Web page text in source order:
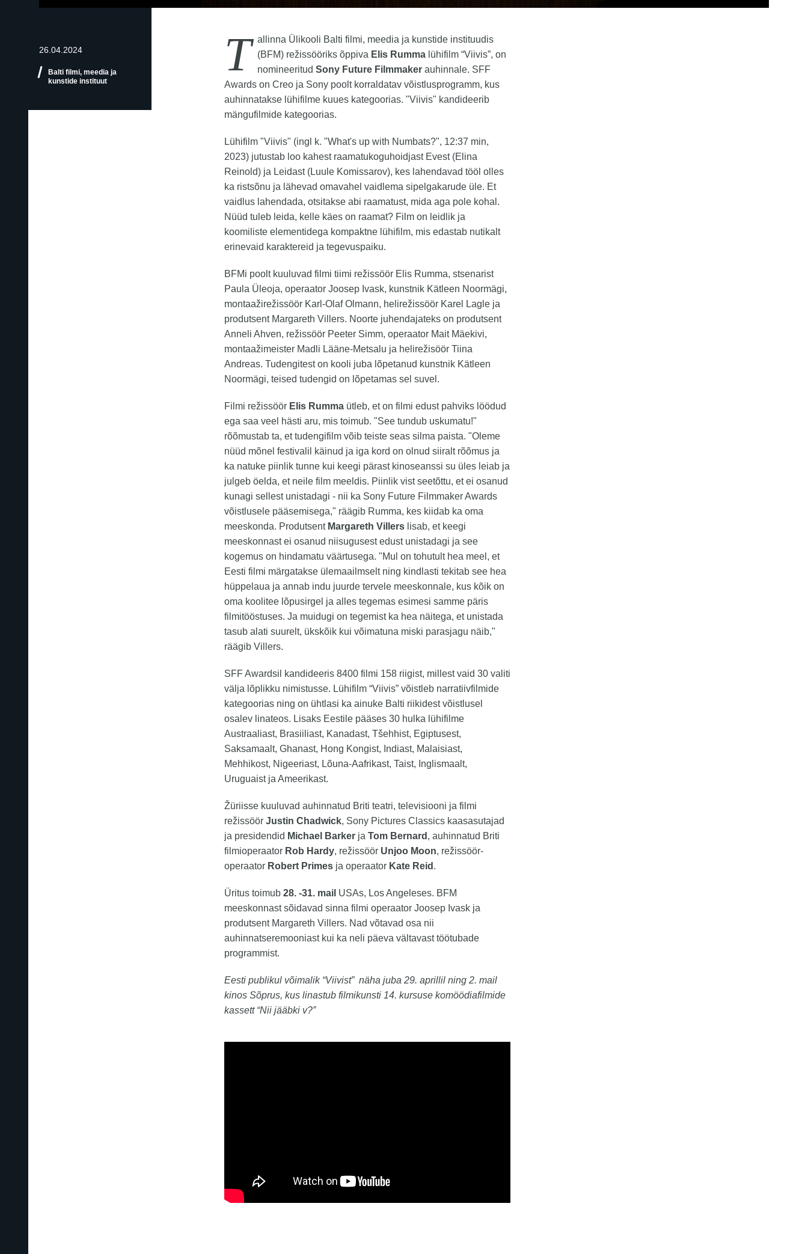
26.04.2024
Balti filmi, meedia ja
kunstide instituut
T
allinna Ülikooli Balti filmi, meedia ja kunstide instituudis
(BFM) režissööriks õppiva Elis Rumma lühifilm “Viivis”, on
nomineeritudSony Future Filmmaker auhinnale. SFF
Awards on Creo ja Sony poolt korraldatav võistlusprogramm, kus
auhinnatakse lühifilme kuues kategoorias. "Viivis" kandideerib
mängufilmide kategoorias.
Lühifilm "Viivis" (ingl k. "What's up with Numbats?", 12:37 min,
2023) jutustab loo kahest raamatukoguhoidjast Evest (Elina
Reinold) ja Leidast (Luule Komissarov), kes lahendavad tööl olles
ka ristsõnu ja lähevad omavahel vaidlema sipelgakarude üle. Et
vaidlus lahendada, otsitakse abi raamatust, mida aga pole kohal.
Nüüd tuleb leida, kelle käes on raamat? Film on leidlik ja
koomiliste elementidega kompaktne lühifilm, mis edastab nutikalt
erinevaid karaktereid ja tegevuspaiku.
BFMi poolt kuuluvad filmi tiimi režissöör Elis Rumma, stsenarist
Paula Üleoja, operaator Joosep Ivask, kunstnik Kätleen Noormägi,
montaažirežissöör Karl-Olaf Olmann, helirežissöör Karel Lagle ja
produtsent Margareth Villers. Noorte juhendajateks on produtsent
Anneli Ahven, režissöör Peeter Simm, operaator Mait Mäekivi,
montaažimeister Madli Lääne-Metsalu ja helirežisöör Tiina
Andreas. Tudengitest on kooli juba lõpetanud kunstnik Kätleen
Noormägi, teised tudengid on lõpetamas sel suvel.
Filmi režissöör Elis Rumma ütleb, et on filmi edust pahviks löödud
ega saa veel hästi aru, mis toimub. "See tundub uskumatu!"
rõõmustab ta, et tudengifilm võib teiste seas silma paista. "Oleme
nüüd mõnel festivalil käinud ja iga kord on olnud siiralt rõõmus ja
ka natuke piinlik tunne kui keegi pärast kinoseanssi su üles leiab ja
julgeb öelda, et neile film meeldis. Piinlik vist seetõttu, et ei osanud
kunagi sellest unistadagi - nii ka Sony Future Filmmaker Awards
võistlusele pääsemisega," räägib Rumma, kes kiidab ka oma
meeskonda. Produtsent Margareth Villers lisab, et keegi
meeskonnast ei osanud niisugusest edust unistadagi ja see
kogemus on hindamatu väärtusega. "Mul on tohutult hea meel, et
Eesti filmi märgatakse ülemaailmselt ning kindlasti tekitab see hea
hüppelaua ja annab indu juurde tervele meeskonnale, kus kõik on
oma koolitee lõpusirgel ja alles tegemas esimesi samme päris
filmitööstuses. Ja muidugi on tegemist ka hea näitega, et unistada
tasub alati suurelt, ükskõik kui võimatuna miski parasjagu näib,"
räägib Villers.
SFF Awardsil kandideeris 8400 filmi 158 riigist, millest vaid 30 valiti
välja lõplikku nimistusse. Lühifilm “Viivis” võistleb narratiivfilmide
kategoorias ning on ühtlasi ka ainuke Balti riikidest võistlusel
osalev linateos. Lisaks Eestile pääses 30 hulka lühifilme
Austraaliast, Brasiiliast, Kanadast, Tšehhist, Egiptusest,
Saksamaalt, Ghanast, Hong Kongist, Indiast, Malaisiast,
Mehhikost, Nigeeriast, Lõuna-Aafrikast, Taist, Inglismaalt,
Uruguaist ja Ameerikast.
Žüriisse kuuluvad auhinnatud Briti teatri, televisiooni ja filmi
režissöörJustin Chadwick, Sony Pictures Classics kaasasutajad
ja presidendid Michael Barker jaTom Bernard , auhinnatud Briti
filmioperaator Rob Hardy, režissöör Unjoo Moon, režissöör-
operaator Robert Primes ja operaator Kate Reid .
Üritus toimub28. -31. mail USAs, Los Angeleses. BFM
meeskonnast sõidavad sinna filmi operaator Joosep Ivask ja
produtsent Margareth Villers. Nad võtavad osa nii
auhinnatseremooniast kui ka neli päeva vältavast töötubade
programmist.
Eesti publikul võimalik “Viivist” näha juba 29. aprillil ning 2. mail
kinos Sõprus, kus linastub filmikunsti 14. kursuse komöödiafilmide
kassett “Nii jääbki v?”